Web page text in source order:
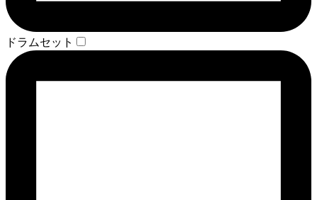
ドラムセット